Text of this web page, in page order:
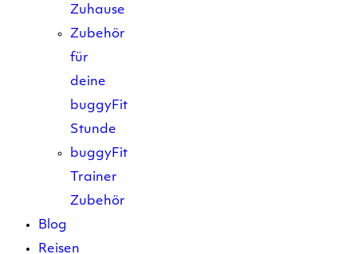
Zuhause
Zubehör
für
deine
buggyFit
Stunde
buggyFit
Trainer
Zubehör
Blog
Reisen